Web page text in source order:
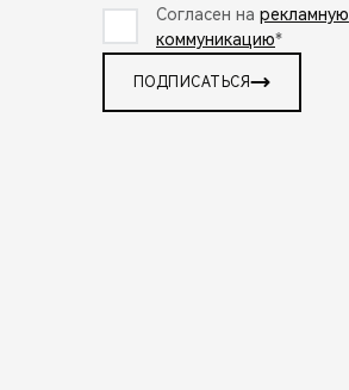
Согласен на рекламную
коммуникацию*
ПОДПИСАТЬСЯ